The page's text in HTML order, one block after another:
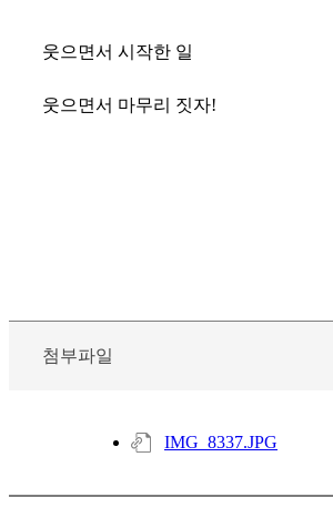
웃으면서 시작한 일
웃으면서 마무리 짓자!
첨부파일
IMG_8337.JPG